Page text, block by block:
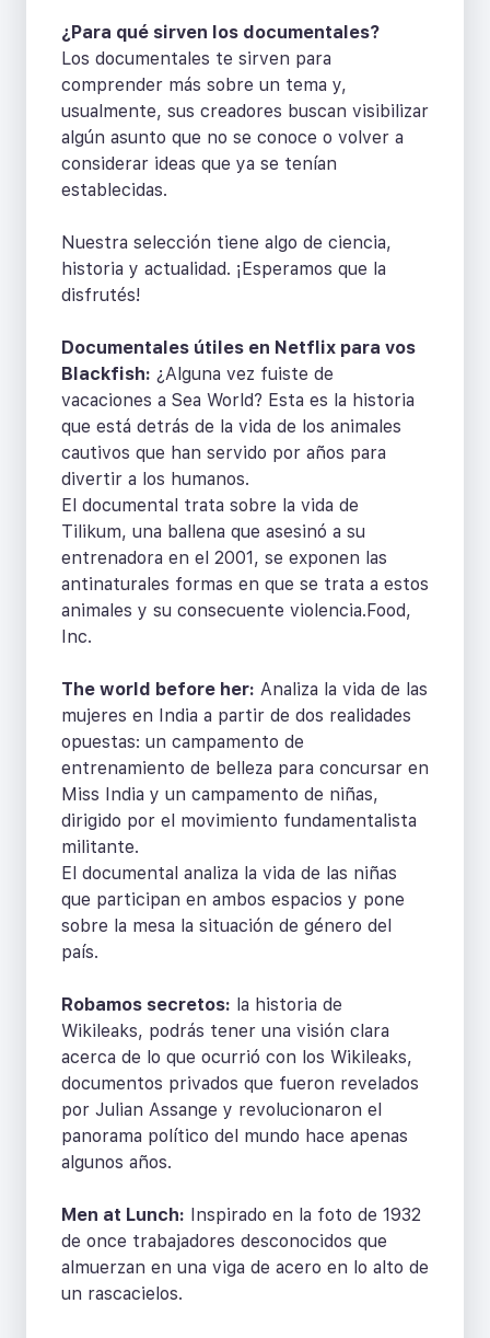
¿Para qué sirven los documentales?
Los documentales te sirven para
comprender más sobre un tema y,
usualmente, sus creadores buscan visibilizar
algún asunto que no se conoce o volver a
considerar ideas que ya se tenían
establecidas.
Nuestra selección tiene algo de ciencia,
historia y actualidad. ¡Esperamos que la
disfrutés!
Documentales útiles en Netflix para vos
Blackfish: ¿Alguna vez fuiste de
vacaciones a Sea World? Esta es la historia
que está detrás de la vida de los animales
cautivos que han servido por años para
divertir a los humanos.
El documental trata sobre la vida de
Tilikum, una ballena que asesinó a su
entrenadora en el 2001, se exponen las
antinaturales formas en que se trata a estos
animales y su consecuente violencia.Food,
Inc.
The world before her: Analiza la vida de las
mujeres en India a partir de dos realidades
opuestas: un campamento de
entrenamiento de belleza para concursar en
Miss India y un campamento de niñas,
dirigido por el movimiento fundamentalista
militante.
El documental analiza la vida de las niñas
que participan en ambos espacios y pone
sobre la mesa la situación de género del
país.
Robamos secretos: la historia de
Wikileaks, podrás tener una visión clara
acerca de lo que ocurrió con los Wikileaks,
documentos privados que fueron revelados
por Julian Assange y revolucionaron el
panorama político del mundo hace apenas
algunos años.
Men at Lunch: Inspirado en la foto de 1932
de once trabajadores desconocidos que
almuerzan en una viga de acero en lo alto de
un rascacielos.